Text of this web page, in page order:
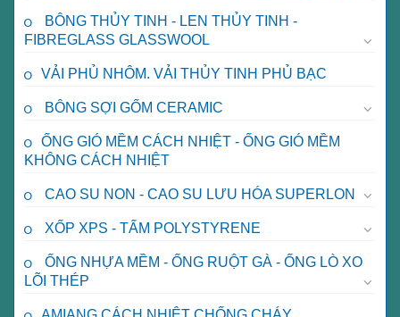
BÔNG THỦY TINH - LEN THỦY TINH -
FIBREGLASS GLASSWOOL
VẢI PHỦ NHÔM. VẢI THỦY TINH PHỦ BẠC
BÔNG SỢI GỐM CERAMIC
ỐNG GIÓ MỀM CÁCH NHIỆT - ỐNG GIÓ MỀM
KHÔNG CÁCH NHIỆT
CAO SU NON - CAO SU LƯU HÓA SUPERLON
XỐP XPS - TẤM POLYSTYRENE
ỐNG NHỰA MỀM - ỐNG RUỘT GÀ - ỐNG LÒ XO
LÕI THÉP